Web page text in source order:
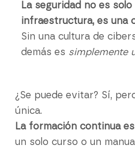
La seguridad no es
infraestructura, es una
Sin una cultura de
demás es simplemente
¿Se puede evitar? Sí,
única.
La formación continua
un solo curso o un